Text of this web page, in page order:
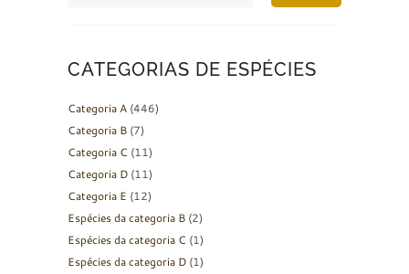
CATEGORIAS DE ESPÉCIES
Categoria A (446)
Categoria B (7)
Categoria C (11)
Categoria D (11)
Categoria E (12)
Espécies da categoria B (2)
Espécies da categoria C (1)
Espécies da categoria D (1)